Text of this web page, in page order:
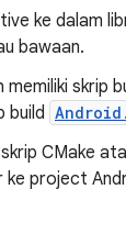
ke dalam
bawaan.
skrip
build
CMake
ke project